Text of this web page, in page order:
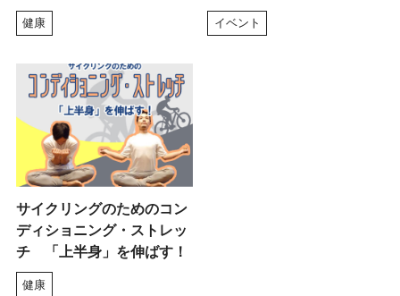
健康 イベント
サイクリングのためのコン
ディショニング・ストレッ
チ 「上半身」を伸ばす！
健康